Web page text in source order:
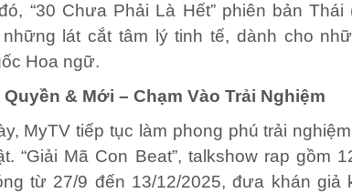
“30 Chưa Phải Là Hết” phiên bản
lát cắt tâm lý tinh tế, dành cho
Hoa ngữ.
& Mới – Chạm Vào Trải Nghiệm
MyTV tiếp tục làm phong phú trải
“Giải Mã Con Beat”, talkshow rap gồm
từ 27/9 đến 13/12/2025, đưa khán giả